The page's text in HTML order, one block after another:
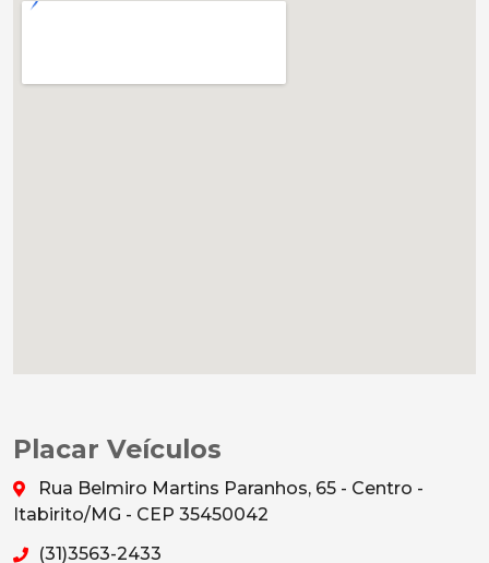
Placar Veículos
Rua Belmiro Martins Paranhos, 65 - Centro -
Itabirito/MG - CEP 35450042
(31)3563-2433